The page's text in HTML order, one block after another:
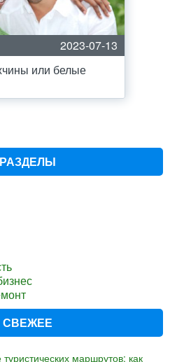
2023-07-13
или белые
РАЗДЕЛЫ
СВЕЖЕЕ
туристических маршрутов: как